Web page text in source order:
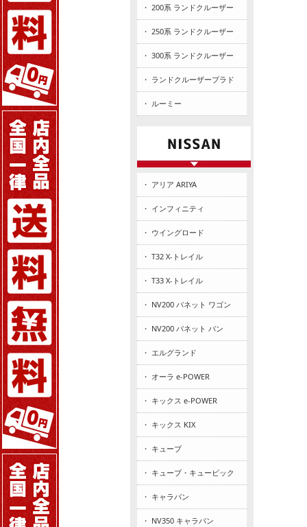
・ 200系 ランドクルーザー
・ 250系 ランドクルーザー
・ 300系 ランドクルーザー
・ ランドクルーザープラド
・ ルーミー
・ アリア ARIYA
・ インフィニティ
・ ウイングロード
・ T32 X-トレイル
・ T33 X-トレイル
・ NV200 バネット ワゴン
・ NV200 バネット バン
・ エルグランド
・ オーラ e-POWER
・ キックス e-POWER
・ キックス KIX
・ キューブ
・ キューブ・キュービック
・ キャラバン
・ NV350 キャラバン